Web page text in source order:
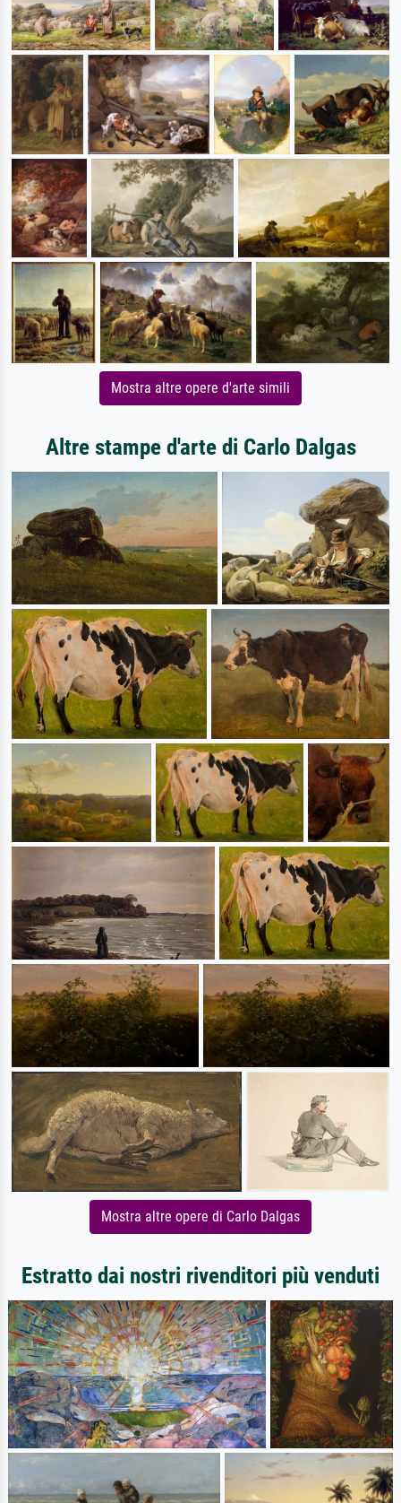
Mostra altre opere d'arte simili
Altre stampe d'arte di Carlo Dalgas
Mostra altre opere di Carlo Dalgas
Estratto dai nostri rivenditori più venduti